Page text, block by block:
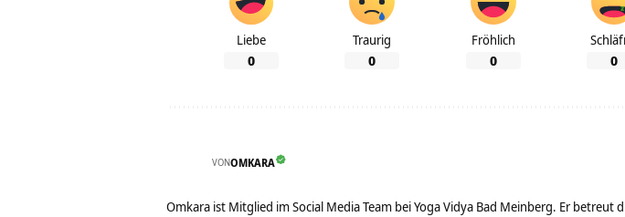
Liebe
0
Traurig
0
Fröhlich
0 0
VONOMKARA
Omkara ist Mitglied im Social Media Team bei Yoga Vidya Bad Meinberg. Er betreut